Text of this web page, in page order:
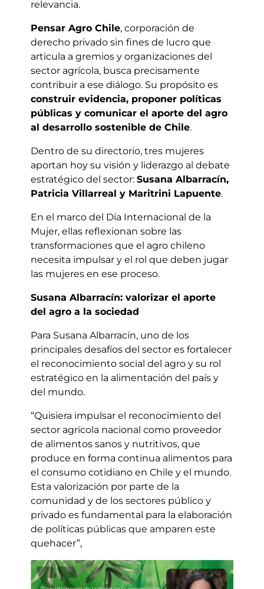
relevancia.
Pensar Agro Chile, corporación de
derecho privado sin fines de lucro que
articula a gremios y organizaciones del
sector agrícola, busca precisamente
contribuir a ese diálogo. Su propósito es
construir evidencia, proponer políticas
públicas y comunicar el aporte del agro
al desarrollo sostenible de Chile.
Dentro de su directorio, tres mujeres
aportan hoy su visión y liderazgo al debate
estratégico del sector: Susana Albarracín,
Patricia Villarreal y Maritrini Lapuente.
En el marco del Día Internacional de la
Mujer, ellas reflexionan sobre las
transformaciones que el agro chileno
necesita impulsar y el rol que deben jugar
las mujeres en ese proceso.
Susana Albarracín: valorizar el aporte
del agro a la sociedad
Para Susana Albarracín, uno de los
principales desafíos del sector es fortalecer
el reconocimiento social del agro y su rol
estratégico en la alimentación del país y
del mundo.
“Quisiera impulsar el reconocimiento del
sector agrícola nacional como proveedor
de alimentos sanos y nutritivos, que
produce en forma continua alimentos para
el consumo cotidiano en Chile y el mundo.
Esta valorización por parte de la
comunidad y de los sectores público y
privado es fundamental para la elaboración
de políticas públicas que amparen este
quehacer”,